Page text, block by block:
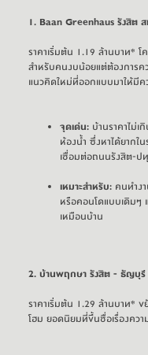
1. Baan Greenhaus รังสิต
ราคาเริ่มต้น 1.19 ล้านบาท*
สำหรับคนงบน้อยแต่ต้องการคว
แนวคิดใหม่ที่ออกแบบมาให้มี
จุดเด่น:บ้านราคาไม่
ห้องน้ำ ซึ่งหาได้ยากใ
เชื่อมต่อถนนรังสิต-ป
เหมาะสำหรับ:คนทำง
หรือคอนโดแบบเดิมๆ
เหมือนบ้าน
2. บ้านพฤกษา รังสิต - ธัญบุรี
ราคาเริ่มต้น 1.29 ล้านบาท*
โฮม ยอดนิยมที่ขึ้นชื่อเรื่องคว